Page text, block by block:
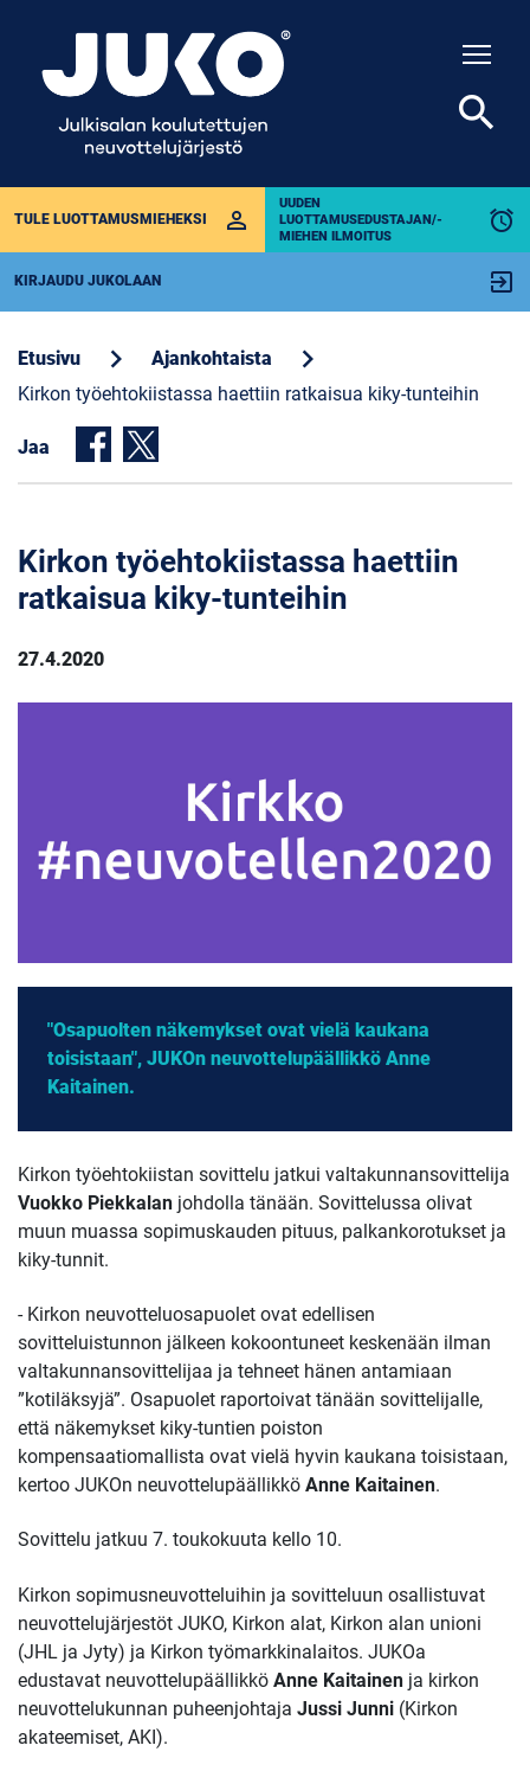
TULE LUOTTAMUSMIEHEKSI perm_identity
UUDEN
LUOTTAMUSEDUSTAJAN/-
MIEHEN ILMOITUS
alarm
KIRJAUDU JUKOLAAN exit_to_app
search
Etusivu chevron_right Ajankohtaista chevron_right
Kirkon työehtokiistassa haettiin ratkaisua kiky-tunteihin
Jaa
Kirkon työehtokiistassa haettiin
ratkaisua kiky-tunteihin
27.4.2020
"Osapuolten näkemykset ovat vielä kaukana
toisistaan", JUKOn neuvottelupäällikkö Anne
Kaitainen.
Kirkon työehtokiistan sovittelu jatkui valtakunnansovittelija
Vuokko Piekkalan johdolla tänään. Sovittelussa olivat
muun muassa sopimuskauden pituus, palkankorotukset ja
kiky-tunnit.
- Kirkon neuvotteluosapuolet ovat edellisen
sovitteluistunnon jälkeen kokoontuneet keskenään ilman
valtakunnansovittelijaa ja tehneet hänen antamiaan
”kotiläksyjä”. Osapuolet raportoivat tänään sovittelijalle,
että näkemykset kiky-tuntien poiston
kompensaatiomallista ovat vielä hyvin kaukana toisistaan,
kertoo JUKOn neuvottelupäällikkö Anne Kaitainen.
Sovittelu jatkuu 7. toukokuuta kello 10.
Kirkon sopimusneuvotteluihin ja sovitteluun osallistuvat
neuvottelujärjestöt JUKO, Kirkon alat, Kirkon alan unioni
(JHL ja Jyty) ja Kirkon työmarkkinalaitos. JUKOa
edustavat neuvottelupäällikkö Anne Kaitainen ja kirkon
neuvottelukunnan puheenjohtaja Jussi Junni (Kirkon
akateemiset, AKI).